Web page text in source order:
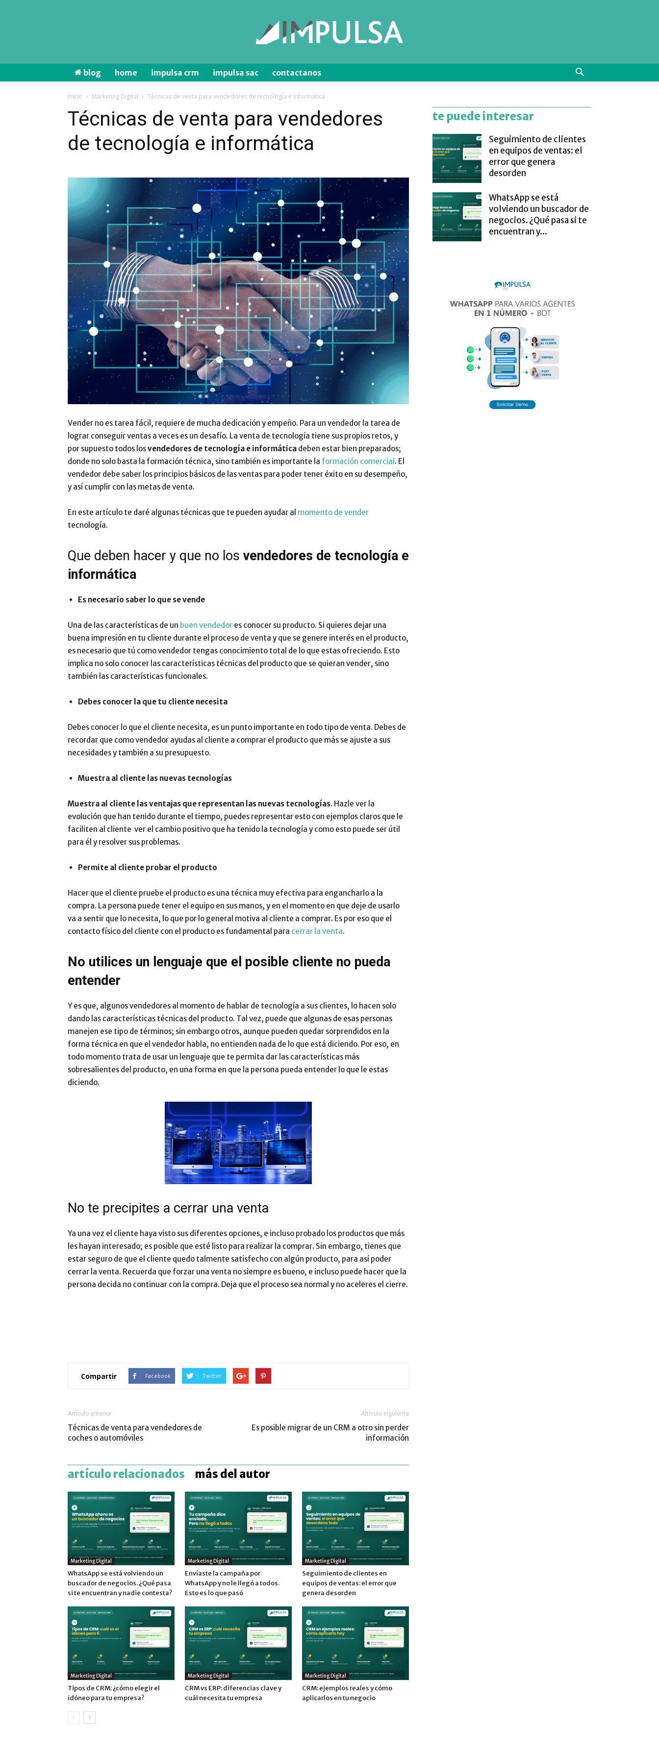
Ventas
y
Digitalización
Impulsa
blog home impulsa crm impulsa sac contactanos
Inicio Marketing Digital Técnicas de venta para vendedores de tecnología e informática
Técnicas de venta para vendedores
de tecnología e informática
Vender no es tarea fácil, requiere de mucha dedicación y empeño. Para un vendedor la tarea de
lograr conseguir ventas a veces es un desafío. La venta de tecnología tiene sus propios retos, y
por supuesto todos losvendedores de tecnología e informática deben estar bien preparados;
donde no solo basta la formación técnica, sino también es importante la formación comercial . El
vendedor debe saber los principios básicos de las ventas para poder tener éxito en su desempeño,
y así cumplir con las metas de venta.
En este artículo te daré algunas técnicas que te pueden ayudar al momento de vender
tecnología.
Que deben hacer y que no los vendedores de tecnología e
informática
Es necesario saber lo que se vende
Una de las características de un buen vendedor es conocer su producto. Si quieres dejar una
buena impresión en tu cliente durante el proceso de venta y que se genere interés en el producto,
es necesario que tú como vendedor tengas conocimiento total de lo que estas ofreciendo. Esto
implica no solo conocer las características técnicas del producto que se quieran vender, sino
también las características funcionales.
Debes conocer la que tu cliente necesita
Debes conocer lo que el cliente necesita, es un punto importante en todo tipo de venta. Debes de
recordar que como vendedor ayudas al cliente a comprar el producto que más se ajuste a sus
necesidades y también a su presupuesto.
Muestra al cliente las nuevas tecnologías
Muestra al cliente las ventajas que representan las nuevas tecnologías. Hazle ver la
evolución que han tenido durante el tiempo, puedes representar esto con ejemplos claros que le
faciliten al cliente ver el cambio positivo que ha tenido la tecnología y como esto puede ser útil
para él y resolver sus problemas.
Permite al cliente probar el producto
Hacer que el cliente pruebe el producto es una técnica muy efectiva para engancharlo a la
compra. La persona puede tener el equipo en sus manos, y en el momento en que deje de usarlo
va a sentir que lo necesita, lo que por lo general motiva al cliente a comprar. Es por eso que el
contacto físico del cliente con el producto es fundamental para cerrar la venta.
No utilices un lenguaje que el posible cliente no pueda
entender
Y es que, algunos vendedores al momento de hablar de tecnología a sus clientes, lo hacen solo
dando las características técnicas del producto. Tal vez, puede que algunas de esas personas
manejen ese tipo de términos; sin embargo otros, aunque pueden quedar sorprendidos en la
forma técnica en que el vendedor habla, no entienden nada de lo que está diciendo. Por eso, en
todo momento trata de usar un lenguaje que te permita dar las características más
sobresalientes del producto, en una forma en que la persona pueda entender lo que le estas
diciendo.
No te precipites a cerrar una venta
Ya una vez el cliente haya visto sus diferentes opciones, e incluso probado los productos que más
les hayan interesado; es posible que esté listo para realizar la comprar. Sin embargo, tienes que
estar seguro de que el cliente quedo talmente satisfecho con algún producto, para así poder
cerrar la venta. Recuerda que forzar una venta no siempre es bueno, e incluso puede hacer que la
persona decida no continuar con la compra. Deja que el proceso sea normal y no aceleres el cierre.
Compartir Facebook Twitter
Artículo anterior
Técnicas de venta para vendedores de
coches o automóviles
Artículo siguiente
Es posible migrar de un CRM a otro sin perder
información
artículo relacionados más del autor
Marketing Digital
WhatsApp se está volviendo un
buscador de negocios. ¿Qué pasa
si te encuentran y nadie contesta?
Marketing Digital
Enviaste la campaña por
WhatsApp y no le llegó a todos.
Esto es lo que pasó
Marketing Digital
Seguimiento de clientes en
equipos de ventas: el error que
genera desorden
Marketing Digital
Tipos de CRM: ¿cómo elegir el
idóneo para tu empresa?
Marketing Digital
CRM vs ERP: diferencias clave y
cuál necesita tu empresa
Marketing Digital
CRM: ejemplos reales y cómo
aplicarlos en tu negocio
te puede interesar
Seguimiento de clientes
en equipos de ventas: el
error que genera
desorden
WhatsApp se está
volviendo un buscador de
negocios. ¿Qué pasa si te
encuentran y...